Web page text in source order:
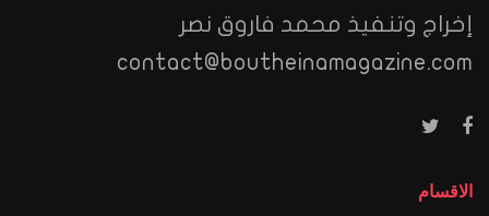
إخراج وتنفيذ محمد فاروق نصر
contact@boutheinamagazine.com
الاقسام